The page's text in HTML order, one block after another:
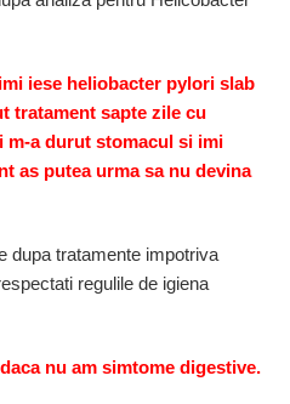
iese heliobacter pylori slab
tratament sapte zile cu
m-a durut stomacul si imi
as putea urma sa nu devina
dupa tratamente impotriva
regulile de igiena
nu am simtome digestive.